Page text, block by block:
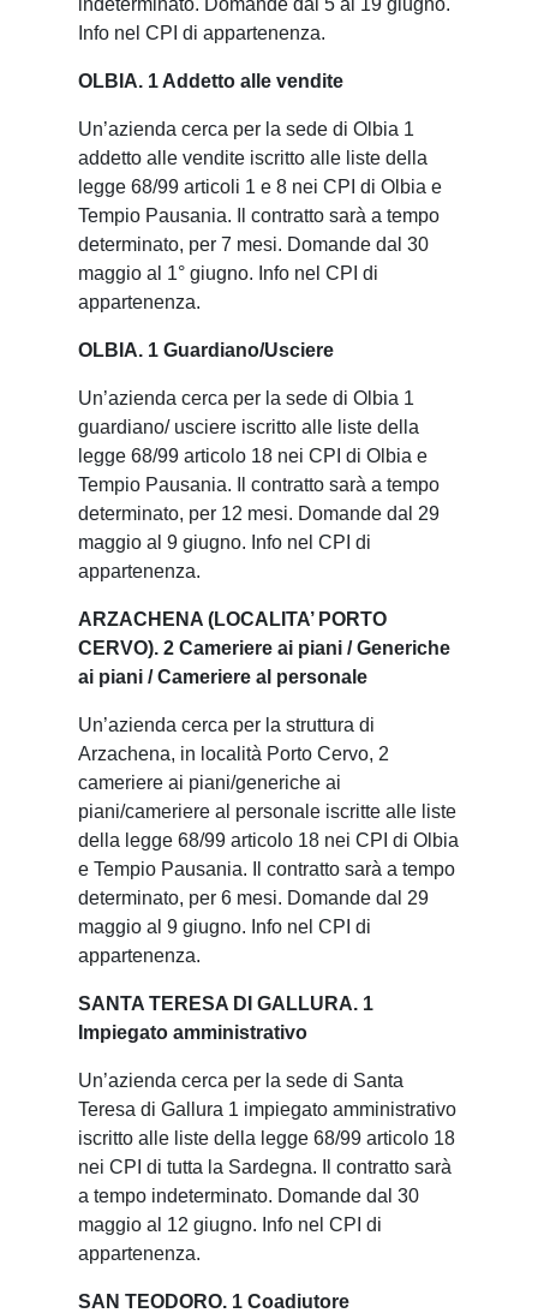
indeterminato. Domande dal 5 al 19 giugno.
Info nel CPI di appartenenza.
OLBIA. 1 Addetto alle vendite
Un’azienda cerca per la sede di Olbia 1
addetto alle vendite iscritto alle liste della
legge 68/99 articoli 1 e 8 nei CPI di Olbia e
Tempio Pausania. Il contratto sarà a tempo
determinato, per 7 mesi. Domande dal 30
maggio al 1° giugno. Info nel CPI di
appartenenza.
OLBIA. 1 Guardiano/Usciere
Un’azienda cerca per la sede di Olbia 1
guardiano/ usciere iscritto alle liste della
legge 68/99 articolo 18 nei CPI di Olbia e
Tempio Pausania. Il contratto sarà a tempo
determinato, per 12 mesi. Domande dal 29
maggio al 9 giugno. Info nel CPI di
appartenenza.
ARZACHENA (LOCALITA’ PORTO
CERVO). 2 Cameriere ai piani / Generiche
ai piani / Cameriere al personale
Un’azienda cerca per la struttura di
Arzachena, in località Porto Cervo, 2
cameriere ai piani/generiche ai
piani/cameriere al personale iscritte alle liste
della legge 68/99 articolo 18 nei CPI di Olbia
e Tempio Pausania. Il contratto sarà a tempo
determinato, per 6 mesi. Domande dal 29
maggio al 9 giugno. Info nel CPI di
appartenenza.
SANTA TERESA DI GALLURA. 1
Impiegato amministrativo
Un’azienda cerca per la sede di Santa
Teresa di Gallura 1 impiegato amministrativo
iscritto alle liste della legge 68/99 articolo 18
nei CPI di tutta la Sardegna. Il contratto sarà
a tempo indeterminato. Domande dal 30
maggio al 12 giugno. Info nel CPI di
appartenenza.
SAN TEODORO. 1 Coadiutore